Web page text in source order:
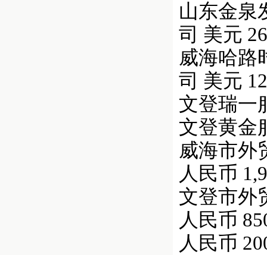
山东金泉
司 美元
威海哈路
司 美元
文登瑞一
文登黄金
威海市外
人民币
文登市外
人民币
人民币